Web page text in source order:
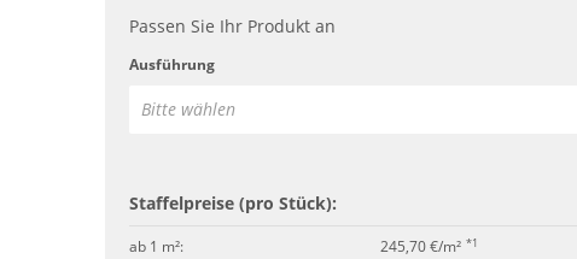
Passen Sie Ihr Produkt an
Ausführung
Bitte wählen
Staffelpreise (pro Stück):
ab 1 m²: 245,70 €/m² *1